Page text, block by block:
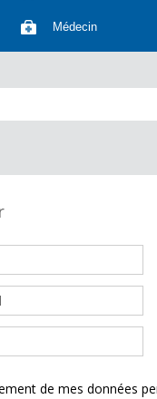
Médecin
de mes données